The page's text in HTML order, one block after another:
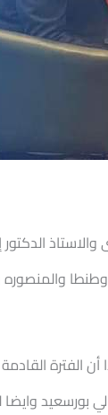
والاستاذ
وطنطا
الفترة
بورسعيد